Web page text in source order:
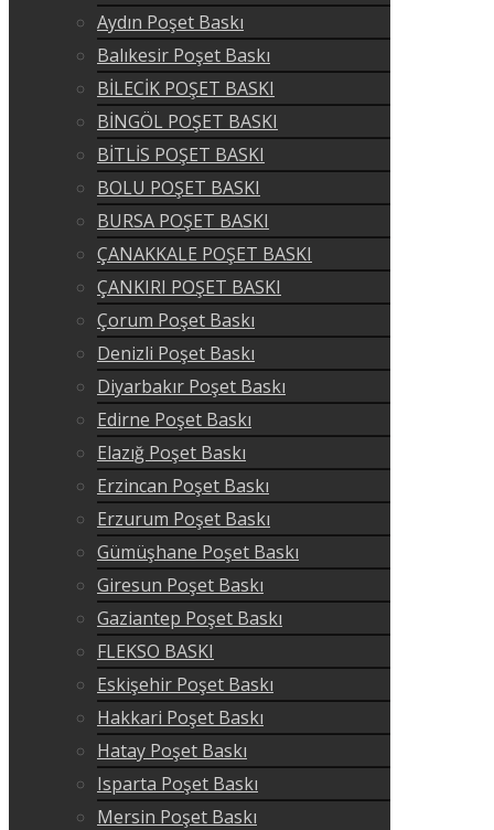
Aydın Poşet Baskı
Balıkesir Poşet Baskı
BİLECİK POŞET BASKI
BİNGÖL POŞET BASKI
BİTLİS POŞET BASKI
BOLU POŞET BASKI
BURSA POŞET BASKI
ÇANAKKALE POŞET BASKI
ÇANKIRI POŞET BASKI
Çorum Poşet Baskı
Denizli Poşet Baskı
Diyarbakır Poşet Baskı
Edirne Poşet Baskı
Elazığ Poşet Baskı
Erzincan Poşet Baskı
Erzurum Poşet Baskı
Gümüşhane Poşet Baskı
Giresun Poşet Baskı
Gaziantep Poşet Baskı
FLEKSO BASKI
Eskişehir Poşet Baskı
Hakkari Poşet Baskı
Hatay Poşet Baskı
Isparta Poşet Baskı
Mersin Poşet Baskı